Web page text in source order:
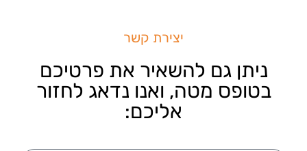
יצירת קשר
ניתן גם להשאיר את פרטיכם
בטופס מטה, ואנו נדאג לחזור
אליכם: